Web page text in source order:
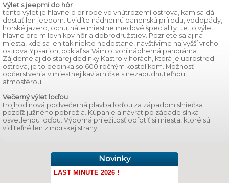
Výlet s jeepmi do hôr
tento výlet je hlavne o prírode vo vnútrozemí ostrova, kam sa dá
dostať len jeepom. Uvidíte nádhernú panenskú prírodu, vodopády,
horské jazero, ochutnáte miestne medové špeciality. Je to výlet
hlavne pre milovníkov hôr a dobrodružstiev. Pozriete sa aj na
miesta, kde sa len tak niekto nedostane, navštívime najvyšší vrchol
ostrova Ypsarion, odkiaľ sa Vám otvorí nádherná panoráma.
Zájdeme aj do starej dedinky Kastro v horách, ktorá je uprostred
ostrova, je to dedinka so 600 ročným kostolíkom. Možnosť
občerstvenia v miestnej kaviarničke s nezabudnuteľnou
atmosférou.
Večerný výlet loďou
trojhodinová podvečerná plavba loďou za západom slniečka
pozdľž južného pobrežia. Kúpanie a návrat po západe slnka
osvetlenou loďou. Výborná príležitosť odfotiť si miesta, ktoré sú
viditeľné len z morskej strany.
Novinky
LAST MINUTE 2026 !